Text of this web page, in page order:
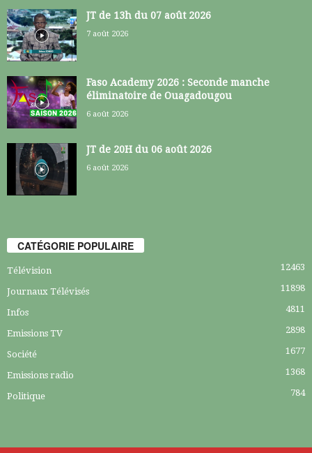
JT de 13h du 07 août 2026
7 août 2026
Faso Academy 2026 : Seconde manche
éliminatoire de Ouagadougou
6 août 2026
JT de 20H du 06 août 2026
6 août 2026
CATÉGORIE POPULAIRE
Télévision 12463
Journaux Télévisés 11898
Infos 4811
Emissions TV 2898
Société 1677
Emissions radio 1368
Politique 784